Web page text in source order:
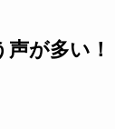
が多い！